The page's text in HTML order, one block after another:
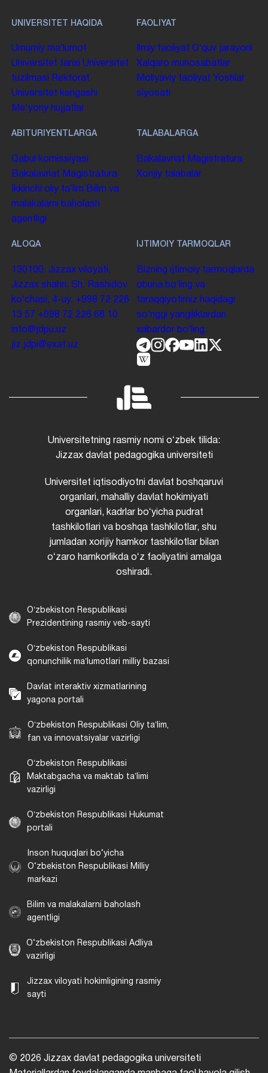
UNIVERSITET HAQIDA
Umumiy maʼlumot
Universitet tarixi Universitet
tuzilmasi
Rektorat
Universitet kengashi
Me'yoriy hujjatlar
FAOLIYAT
Ilmiy faoliyat Oʻquv jarayoni
Xalqaro munosabatlar
Moliyaviy faoliyat Yoshlar
siyosati
ABITURIYENTLARGA
Qabul komissiyasi
Bakalavriat Magistratura
Ikkinchi oliy taʼlim Bilim va
malakalarni baholash
agentligi
TALABALARGA
Bakalavriat Magistratura
Xorijiy talabalar
ALOQA
130100. Jizzax viloyati,
Jizzax shahri, Sh. Rashidov
koʻchasi, 4-uy. +998 72 226
13 57 +998 72 226 68 10
info@jdpu.uz
jiz.jdpi@exat.uz
IJTIMOIY TARMOQLAR
Bizning ijtimoiy tarmoqlarda
obuna boʻling va
taraqqiyotimiz haqidagi
soʻnggi yangiliklardan
xabardor boʻling.
Universitetning rasmiy nomi oʻzbek tilida:
Jizzax davlat pedagogika universiteti
Universitet iqtisodiyotni davlat boshqaruvi
organlari, mahalliy davlat hokimiyati
organlari, kadrlar boʻyicha pudrat
tashkilotlari va boshqa tashkilotlar, shu
jumladan xorijiy hamkor tashkilotlar bilan
oʻzaro hamkorlikda oʻz faoliyatini amalga
oshiradi.
Oʻzbekiston Respublikasi
Prezidentining rasmiy veb-sayti
Oʻzbekiston Respublikasi
qonunchilik maʼlumotlari milliy bazasi
Davlat interaktiv xizmatlarining
yagona portali
Oʻzbekiston Respublikasi Oliy taʼlim,
fan va innovatsiyalar vazirligi
Oʻzbekiston Respublikasi
Maktabgacha va maktab taʼlimi
vazirligi
Oʻzbekiston Respublikasi Hukumat
portali
Inson huquqlari bo‘yicha
O‘zbekiston Respublikasi Milliy
markazi
Bilim va malakalarni baholash
agentligi
O‘zbekiston Respublikasi Adliya
vazirligi
Jizzax viloyati hokimligining rasmiy
sayti
© 2026 Jizzax davlat pedagogika universiteti